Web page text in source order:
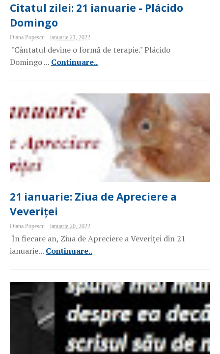
Citatul zilei: 21 ianuarie - Plácido
Domingo
Diana Popescu ianuarie 21, 2022
"Cântatul devine o formă de terapie." Plácido
Domingo ... Continuare..
21 ianuarie: Ziua de Apreciere a
Veveriței
Diana Popescu ianuarie 20, 2022
În fiecare an, Ziua de Apreciere a Veveriței din 21
ianuarie... Continuare..